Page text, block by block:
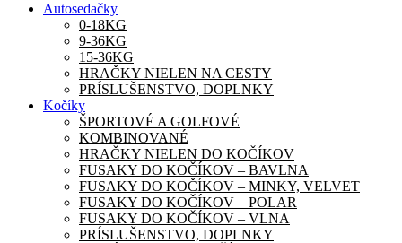
Autosedačky
0-18KG
9-36KG
15-36KG
HRAČKY NIELEN NA CESTY
PRÍSLUŠENSTVO, DOPLNKY
Kočíky
ŠPORTOVÉ A GOLFOVÉ
KOMBINOVANÉ
HRAČKY NIELEN DO KOČÍKOV
FUSAKY DO KOČÍKOV – BAVLNA
FUSAKY DO KOČÍKOV – MINKY, VELVET
FUSAKY DO KOČÍKOV – POLAR
FUSAKY DO KOČÍKOV – VLNA
PRÍSLUŠENSTVO, DOPLNKY